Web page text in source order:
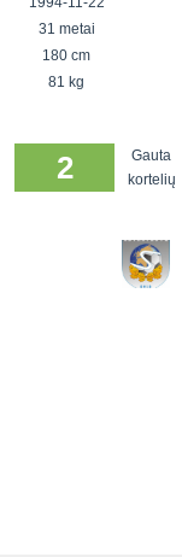
Vilnius
31 metai
180 cm
81 kg
2
Gauta
kortelių